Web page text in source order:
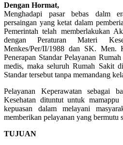
Dengan Hormat,
Menghadapi pasar bebas dalm
persaingan yang ketat dalam
Pemerintah telah memberlakukan
dengan Peraturan Materi
Menkes/Per/II/1988 dan SK. Men.
Penerapan Standar Pelayanan
medis, maka seluruh Rumah Sakit
Standar tersebut tanpa memandang
Pelayanan Keperawatan sebagai
Kesehatan dituntut untuk mamappu
kepuasan dalam melayani
memberikan pelayanan yang bermutu
TUJUAN